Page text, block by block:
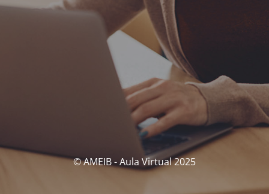
© AMEIB - Aula Virtual 2025